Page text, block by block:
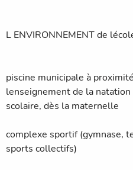
L ENVIRONNEMENT de
piscine municipale à
lenseignement de la
scolaire, dès la maternelle
complexe sportif (gymnase,
sports collectifs)